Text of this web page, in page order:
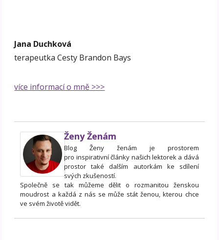
Jana Duchková
terapeutka Cesty Brandon Bays
více informací o mně >>>
Ženy Ženám
Blog Ženy ženám je prostorem
pro inspirativní články našich lektorek a dává
prostor také dalším autorkám ke sdílení
svých zkušeností.
Společně se tak můžeme dělit o rozmanitou ženskou
moudrost a každá z nás se může stát ženou, kterou chce
ve svém životě vidět.